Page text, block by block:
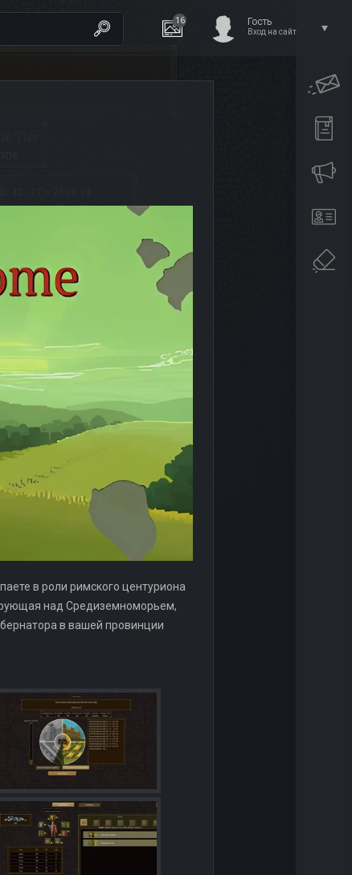
16 Гость
Вход на сайт
в роли римского центуриона
над Средиземноморьем,
в вашей провинции